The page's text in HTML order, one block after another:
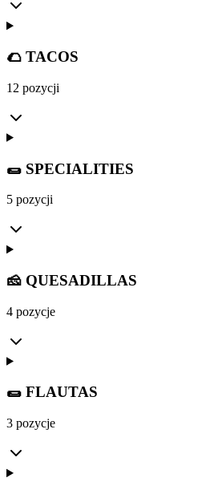
🌮 TACOS
12 pozycji
🌯 SPECIALITIES
5 pozycji
🧀 QUESADILLAS
4 pozycje
🌯 FLAUTAS
3 pozycje